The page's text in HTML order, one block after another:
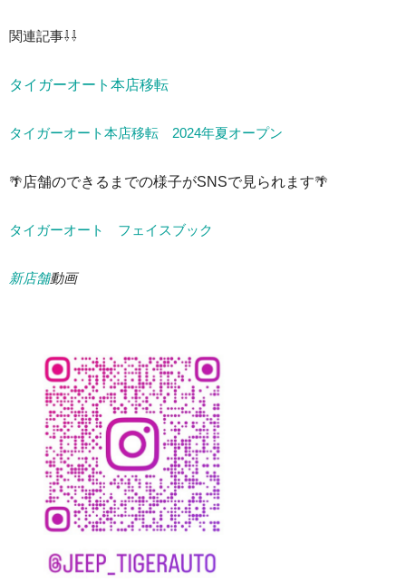
関連記事⇩⇩
タイガーオート本店移転
タイガーオート本店移転 2024年夏オープン
🌴店舗のできるまでの様子がSNSで見られます🌴
タイガーオート フェイスブック
新店舗動画